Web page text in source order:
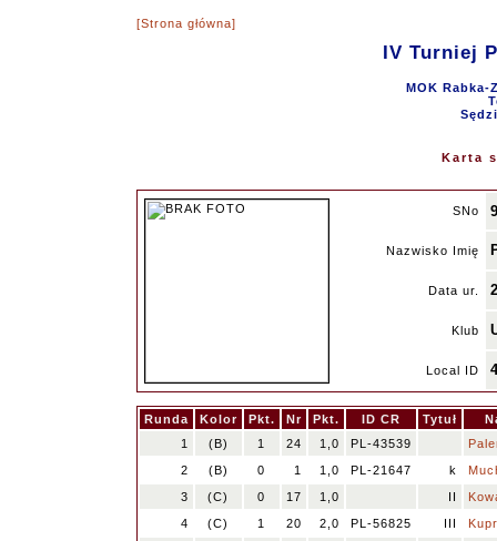
[Strona główna]
IV Turniej
MOK Rabka-
Karta
SNo
Nazwisko Imię
Data ur.
Klub
Local ID
Runda Kolor Pkt. Nr Pkt. ID CR Tytuł
1
(B) 1 24 1,0 PL-43539
2
(B) 0 1 1,0 PL-21647 k
3
(C) 0 17 1,0 II
4
(C) 1 20 2,0 PL-56825 III